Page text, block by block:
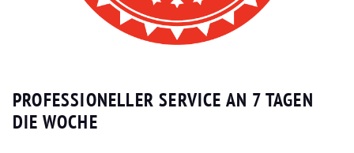
PROFESSIONELLER SERVICE AN 7 TAGEN
DIE WOCHE